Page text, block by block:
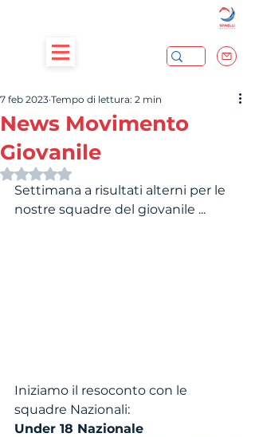
News Movimento
Giovanile
7 feb 2023 Tempo di lettura: 2 min
Valutazione NaN stelle su 5.
Settimana a risultati alterni per le
nostre squadre del giovanile ...
Iniziamo il resoconto con le
squadre Nazionali:
Under 18 Nazionale